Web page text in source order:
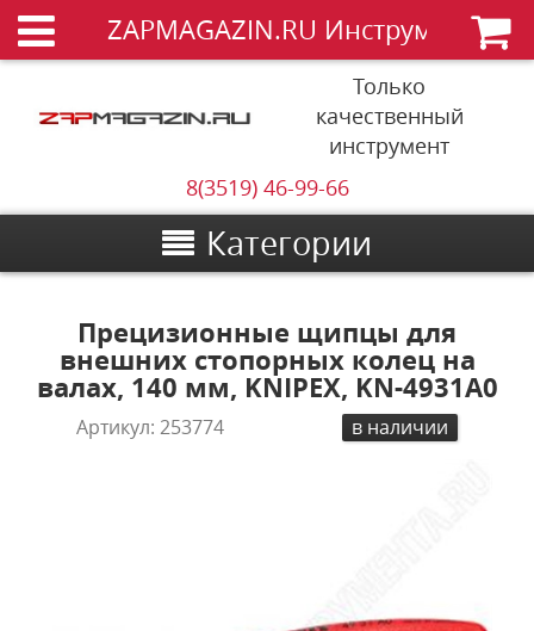
ZAPMAGAZIN.RU Инструменты
Только
качественный
инструмент
8(3519) 46-99-66
Категории
Прецизионные щипцы для
внешних стопорных колец на
валах, 140 мм, KNIPEX, KN-4931A0
Артикул:253774 в наличии